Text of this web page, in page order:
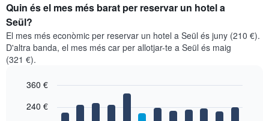
Quin és el mes més barat per reservar un hotel a
Seül?
El mes més econòmic per reservar un hotel a Seül és juny (210 €).
D'altra banda, el mes més car per allotjar-te a Seül és maig
(321 €).
chart
graphic.
240 €
360 €